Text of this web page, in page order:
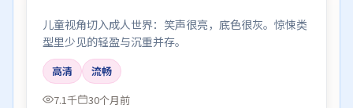
儿童视角切入成人世界：笑声很亮，底色很灰。惊悚类
型里少见的轻盈与沉重并存。
高清
流畅
7.1千
30个月前